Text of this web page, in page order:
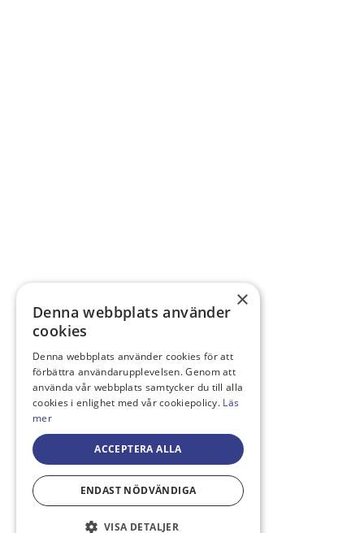
×
Denna webbplats använder
cookies
Denna webbplats använder cookies för att
förbättra användarupplevelsen. Genom att
använda vår webbplats samtycker du till alla
cookies i enlighet med vår cookiepolicy. Läs
mer
ACCEPTERA ALLA
ENDAST NÖDVÄNDIGA
VISA DETALJER